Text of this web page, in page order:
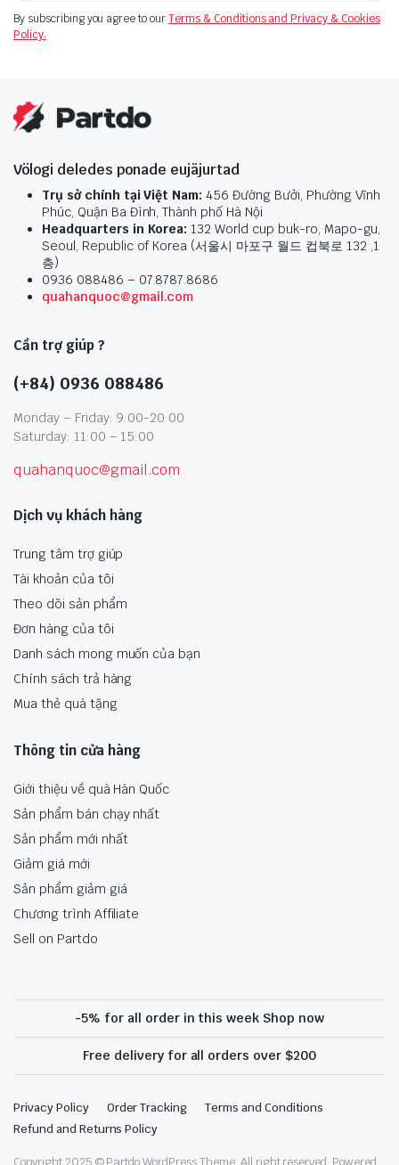
By subscribing you agree to ourTerms & Conditions and Privacy & Cookies
Policy.
Völogi deledes ponade eujäjurtad
Trụ sở chính tại Việt Nam: 456 Đường Bưởi, Phường Vĩnh
Phúc, Quận Ba Đình, Thành phố Hà Nội
Headquarters in Korea: 132 World cup buk-ro, Mapo-gu,
Seoul, Republic of Korea (서울시 마포구 월드 컵북로 132 ,1
층)
0936 088486 – 07.8787.8686
quahanquoc@gmail.com
Cần trợ giúp ?
(+84) 0936 088486
Monday – Friday: 9:00-20:00
Saturday: 11:00 – 15:00
quahanquoc@gmail.com
Dịch vụ khách hàng
Trung tâm trợ giúp
Tài khoản của tôi
Theo dõi sản phẩm
Đơn hàng của tôi
Danh sách mong muốn của bạn
Chính sách trả hàng
Mua thẻ quà tặng
Thông tin cửa hàng
Giới thiệu về quà Hàn Quốc
Sản phẩm bán chạy nhất
Sản phẩm mới nhất
Giảm giá mới
Sản phẩm giảm giá
Chương trình Affiliate
Sell on Partdo
-5% for all order in this week Shop now
Free delivery for all orders over $200
Privacy Policy Order Tracking
Terms and Conditions
Refund and Returns Policy
Copyright 2025 © Partdo WordPress Theme. All right reserved. Powered